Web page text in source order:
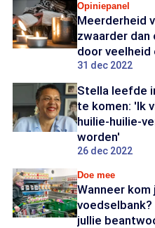
Opiniepanel
Meerderheid
zwaarder dan
door veelheid
31 dec 2022
Stella leefde
te komen: 'Ik
huilie-huilie-
worden'
26 dec 2022
Doe mee
Wanneer kom
voedselbank?
jullie